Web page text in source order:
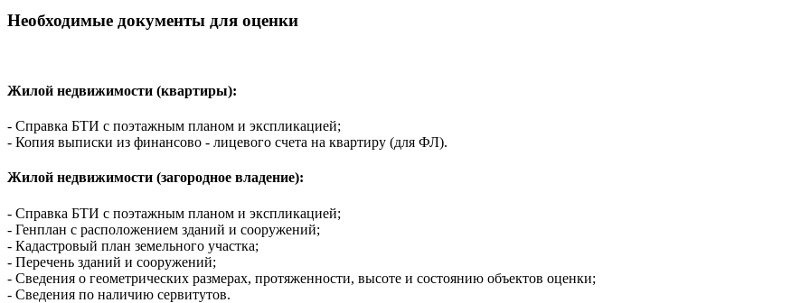
Необходимые документы для оценки
Жилой недвижимости (квартиры):
- Справка БТИ с поэтажным планом и экспликацией;
-​ Копия выписки из финансово - лицевого счета на квартиру (для ФЛ).
Жилой недвижимости (загородное владение):
- Справка БТИ с поэтажным планом и экспликацией;
- Генплан с расположением зданий и сооружений;
-​ Кадастровый план земельного участка;
-​ Перечень зданий и сооружений;
-​ Сведения о геометрических размерах, протяженности, высоте и состоянию объектов оценки;
-​ Сведения по наличию сервитутов.